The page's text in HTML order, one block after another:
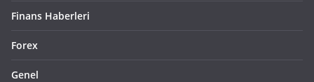
Finans Haberleri
Forex
Genel